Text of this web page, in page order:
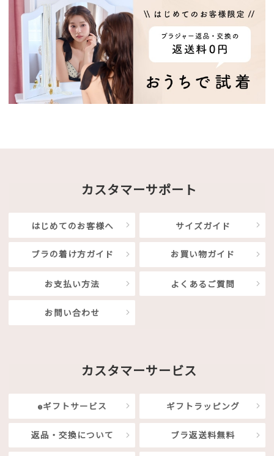
カスタマーサポート
はじめてのお客様へ サイズガイド
ブラの着け方ガイド お買い物ガイド
お支払い方法 よくあるご質問
お問い合わせ
カスタマーサービス
eギフトサービス ギフトラッピング
返品・交換について ブラ返送料無料